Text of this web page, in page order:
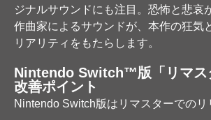
ジナルサウンドにも注目。恐怖と悲哀
作曲家によるサウンドが、本作の狂気
リアリティをもたらします。
Nintendo Switch™版「リマス
改善ポイント
Nintendo Switch版はリマスターでの